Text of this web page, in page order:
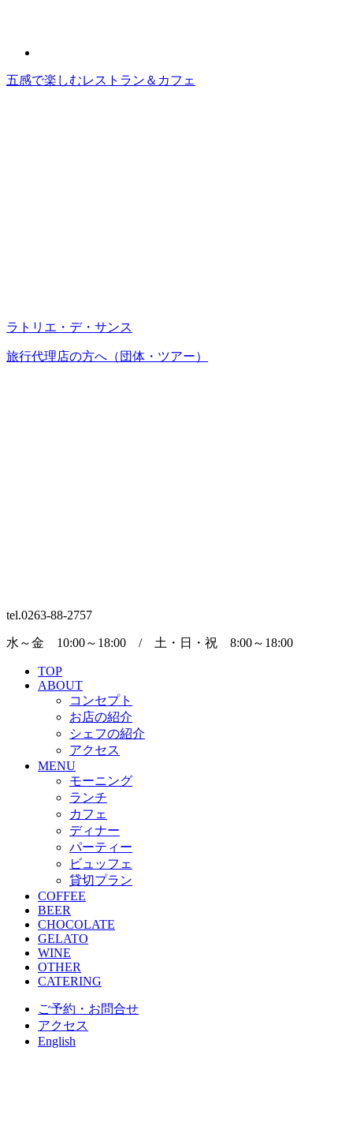
五感で楽しむレストラン＆カフェ
ラトリエ・デ・サンス
旅行代理店の方へ（団体・ツアー）
tel.0263-88-2757
水～金 10:00～18:00 / 土・日・祝 8:00～18:00
TOP
ABOUT
コンセプト
お店の紹介
シェフの紹介
アクセス
MENU
モーニング
ランチ
カフェ
ディナー
パーティー
ビュッフェ
貸切プラン
COFFEE
BEER
CHOCOLATE
GELATO
WINE
OTHER
CATERING
ご予約・お問合せ
アクセス
English